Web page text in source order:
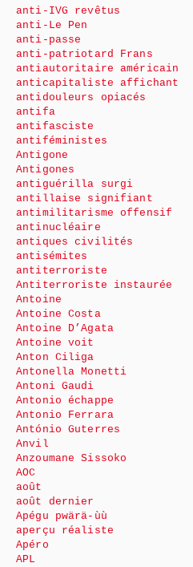
anti-IVG revêtus
anti-Le Pen
anti-passe
anti-patriotard Frans
antiautoritaire américain
anticapitaliste affichant
antidouleurs opiacés
antifa
antifasciste
antiféministes
Antigone
Antigones
antiguérilla surgi
antillaise signifiant
antimilitarisme offensif
antinucléaire
antiques civilités
antisémites
antiterroriste
Antiterroriste instaurée
Antoine
Antoine Costa
Antoine D’Agata
Antoine voit
Anton Ciliga
Antonella Monetti
Antoni Gaudi
Antonio échappe
Antonio Ferrara
António Guterres
Anvil
Anzoumane Sissoko
AOC
août
août dernier
Apégu pwärä-ùù
aperçu réaliste
Apéro
APL